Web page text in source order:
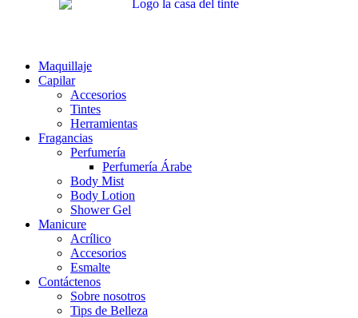
Maquillaje
Capilar
Accesorios
Tintes
Herramientas
Fragancias
Perfumería
Perfumería Árabe
Body Mist
Body Lotion
Shower Gel
Manicure
Acrílico
Accesorios
Esmalte
Contáctenos
Sobre nosotros
Tips de Belleza